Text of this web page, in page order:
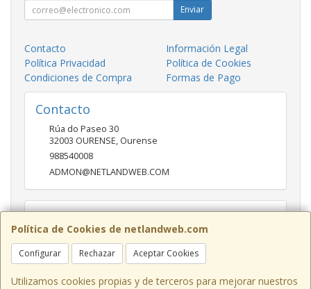
Política de Cookies de netlandweb.com
Configurar Rechazar Aceptar Cookies
Utilizamos cookies propias y de terceros para mejorar nuestros
Enviar
Contacto
Información Legal
Política Privacidad
Política de Cookies
Condiciones de Compra
Formas de Pago
Contacto
Rúa do Paseo 30
32003 OURENSE, Ourense
988540008
ADMON@NETLANDWEB.COM